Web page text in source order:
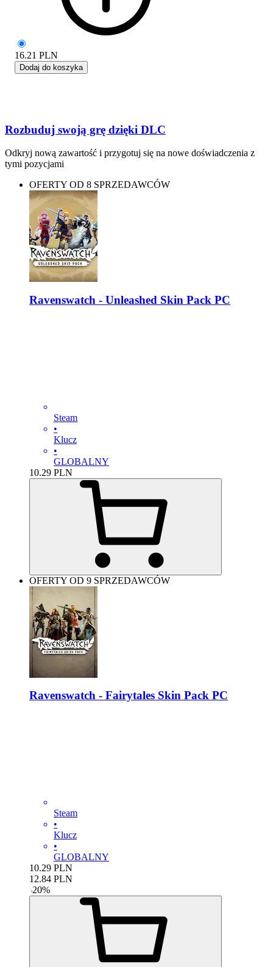
16.21 PLN
Dodaj do koszyka
Rozbuduj swoją grę dzięki DLC
Odkryj nową zawartość i przygotuj się na nowe doświadczenia z
tymi pozycjami
OFERTY OD 8 SPRZEDAWCÓW
Ravenswatch - Unleashed Skin Pack PC
Steam
•
Klucz
•
GLOBALNY
10.29 PLN
OFERTY OD 9 SPRZEDAWCÓW
Ravenswatch - Fairytales Skin Pack PC
Steam
•
Klucz
•
GLOBALNY
10.29 PLN
12.84 PLN
-20%